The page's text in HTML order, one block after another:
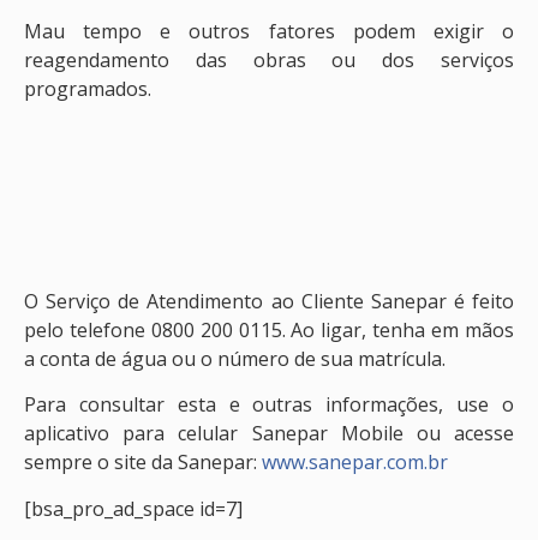
Mau tempo e outros fatores podem exigir o
reagendamento das obras ou dos serviços
programados.
O Serviço de Atendimento ao Cliente Sanepar é feito
pelo telefone 0800 200 0115. Ao ligar, tenha em mãos
a conta de água ou o número de sua matrícula.
Para consultar esta e outras informações, use o
aplicativo para celular Sanepar Mobile ou acesse
sempre o site da Sanepar: www.sanepar.com.br
[bsa_pro_ad_space id=7]